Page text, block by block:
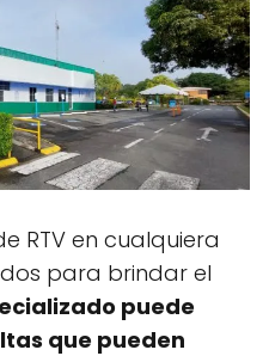
RTV en cualquiera
para brindar el
puede
que pueden